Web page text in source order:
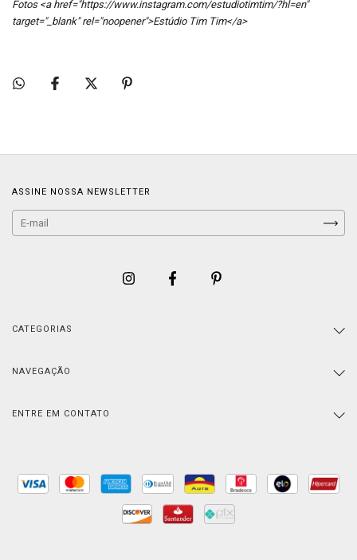
Fotos <a href="https://www.instagram.com/estudiotimtim/?hl=en"
target="_blank" rel="noopener">Estúdio Tim Tim</a>
ASSINE NOSSA NEWSLETTER
CATEGORIAS
NAVEGAÇÃO
ENTRE EM CONTATO